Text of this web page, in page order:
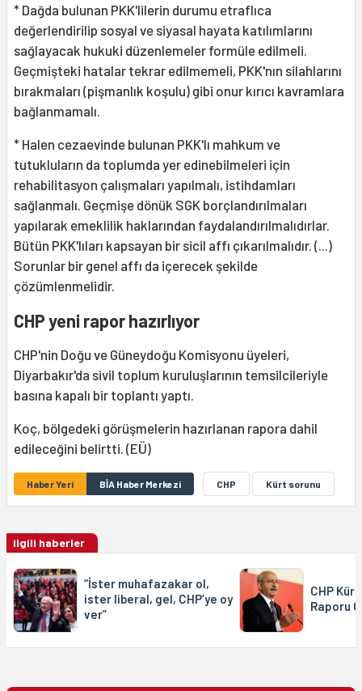
* Dağda bulunan PKK'lilerin durumu etraflıca
değerlendirilip sosyal ve siyasal hayata katılımlarını
sağlayacak hukuki düzenlemeler formüle edilmeli.
Geçmişteki hatalar tekrar edilmemeli, PKK'nın silahlarını
bırakmaları (pişmanlık koşulu) gibi onur kırıcı kavramlara
bağlanmamalı.
* Halen cezaevinde bulunan PKK'lı mahkum ve
tutukluların da toplumda yer edinebilmeleri için
rehabilitasyon çalışmaları yapılmalı, istihdamları
sağlanmalı. Geçmişe dönük SGK borçlandırılmaları
yapılarak emeklilik haklarından faydalandırılmalıdırlar.
Bütün PKK'lıları kapsayan bir sicil affı çıkarılmalıdır. (...)
Sorunlar bir genel affı da içerecek şekilde
çözümlenmelidir.
CHP yeni rapor hazırlıyor
CHP'nin Doğu ve Güneydoğu Komisyonu üyeleri,
Diyarbakır'da sivil toplum kuruluşlarının temsilcileriyle
basına kapalı bir toplantı yaptı.
Koç, bölgedeki görüşmelerin hazırlanan rapora dahil
edileceğini belirtti. (EÜ)
Haber Yeri BİA Haber Merkezi CHP Kürt sorunu
ilgili haberler
“İster muhafazakar ol,
ister liberal, gel, CHP’ye oy
ver”
CHP
Raporu